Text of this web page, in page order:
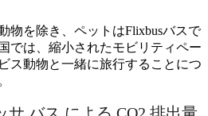
物を除き、ペットはFlixbusバスで
では、縮小されたモビリティペー
ス動物と一緒に旅行することにつ